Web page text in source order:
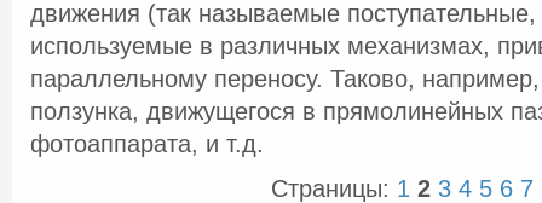
движения (так называемые
используемые в различных механизмах,
параллельному переносу. Таково,
ползунка, движущегося в прямолинейных
фотоаппарата, и т.д.
Страницы: 1 2 3 4 5 6 7